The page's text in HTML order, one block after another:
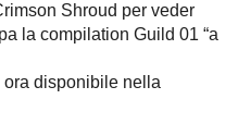
Shroud per veder
la compilation Guild 01 “a
disponibile nella